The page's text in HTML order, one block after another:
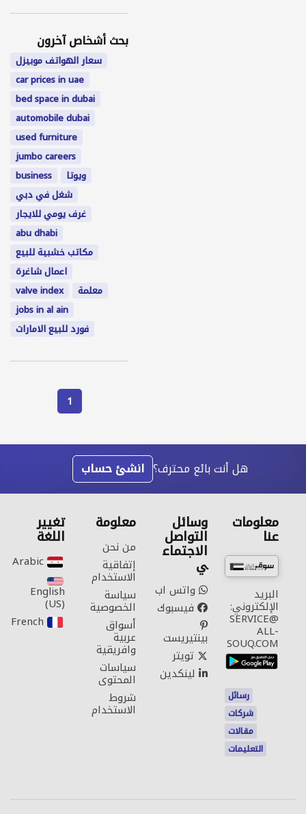
بحث أشخاص آخرون
سعار الهواتف موبيزل
car prices in uae
bed space in dubai
automobile dubai
used furniture
jumbo careers
business
ويوتا
شغل في دبي
غرف يومي للايجار
abu dhabi
مكاتب خشبية للبيع
اعمال شاغرة
valve index
معلمة
jobs in al ain
فورد للبيع الامارات
1
هل أنت بائع محترف؟ انشئ حساب
معلومات
عنا
البريد
الإلكتروني:
SERVICE@
ALL-
SOUQ.COM
رسائل
شركات
مقالات
التعليمات
وسائل
التواصل
الاجتماع
ي
واتس اب
فيسبوك
بينتيريست
تويتر
لينكدين
معلومة
من نحن
إتفاقية
الاستخدام
سياسة
الخصوصية
أسواق
عربية
وافريقية
سياسات
المحتوى
شروط
الاستخدام
تغيير
اللغة
Arabic‎
English
(US)‎
French‎